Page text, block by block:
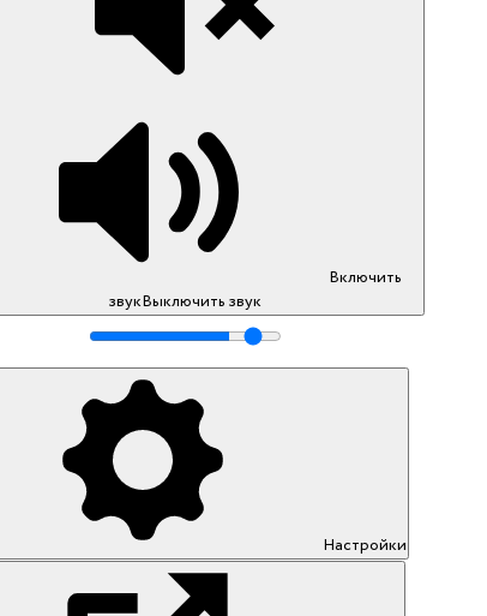
Включить
звукВыключить звук
Настройки